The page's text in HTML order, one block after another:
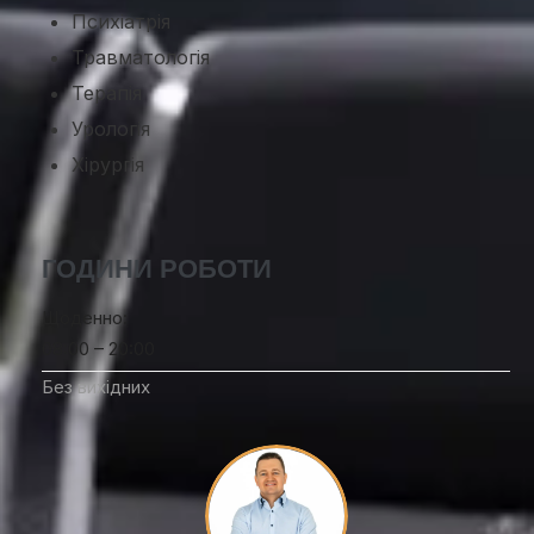
Психіатрія
Травматологія
Терапія
Урологія
Хірургія
ГОДИНИ РОБОТИ
Щоденно:
08:00 – 20:00
Без вихідних